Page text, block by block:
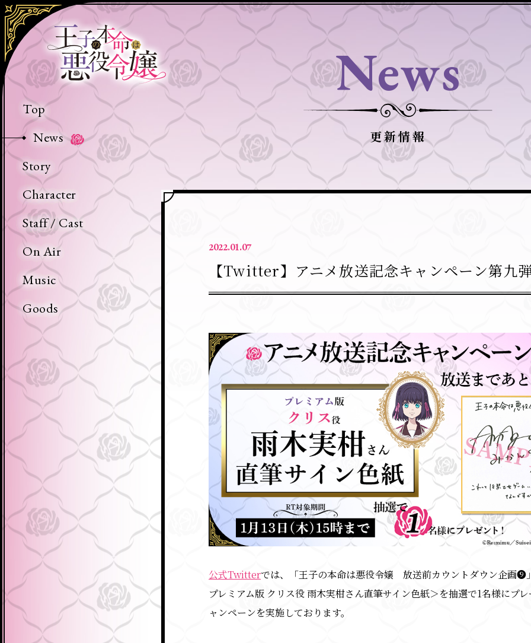
王
子
の
命
は
悪
令
嬢
Top
News
Story
Character
Staff / Cast
On Air
Music
Goods
News
更新情報
2022.01.07
【Twitter】アニメ放送記念キャンペーン第九
公式Twitterでは、「王子の本命は悪役令嬢 放送前カウントダウン企画❾
プレミアム版 クリス役 雨木実柑さん直筆サイン色紙＞を抽選で1名様にプ
ャンペーンを実施しております。